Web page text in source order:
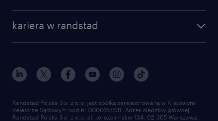
praca w amazon
dla mediów
dla dostawców
kariera w randstad
nasz świat
pracuj w randstad
złóż CV
Randstad Polska Sp. z o.o. jest spółką zarejestrowaną w Krajowym
Rejestrze Sądowym pod nr 0000157531. Adres siedziby głównej
Randstad Polska Sp. z o.o. al. Jerozolimskie 134, 02-305 Warszawa.